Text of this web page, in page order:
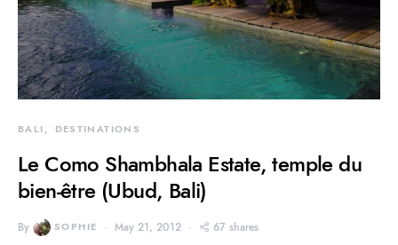
BALI DESTINATIONS
Le Como Shambhala Estate, temple du
bien-être (Ubud, Bali)
By SOPHIE May 21, 2012 67 shares